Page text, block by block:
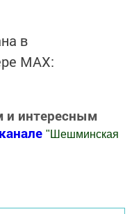
в
MАХ:
интересным
" Шешминская